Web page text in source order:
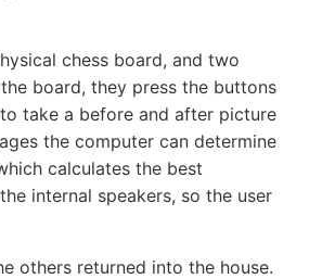
chess board, and two
board, they press the buttons
take a before and after picture
the computer can determine
calculates the best
internal speakers, so the user
others returned into the house.